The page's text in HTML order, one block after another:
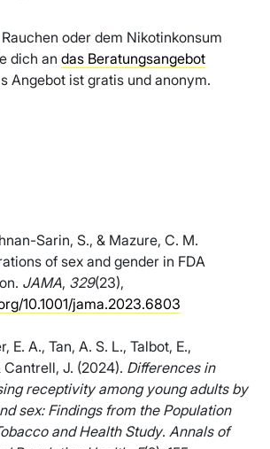
oder dem Nikotinkonsum
dich an das Beratungsangebot
Angebot ist gratis und anonym.
Sarin, S., & Mazure, C. M.
of sex and gender in FDA
JAMA, 329(23),
10.1001/jama.2023.6803
E. A., Tan, A. S. L., Talbot, E.,
Cantrell, J. (2024). Differences in
receptivity among young adults by
sex: Findings from the Population
and Health Study. Annals of